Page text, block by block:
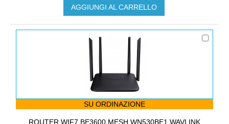
AGGIUNGI AL CARRELLO
SU ORDINAZIONE
ROUTER WIF7 BE3600 MESH WN530BE1 WAVLINK